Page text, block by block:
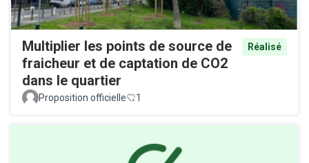
Multiplier les points de source de
fraicheur et de captation de CO2
dans le quartier
Réalisé
Proposition officielle 1